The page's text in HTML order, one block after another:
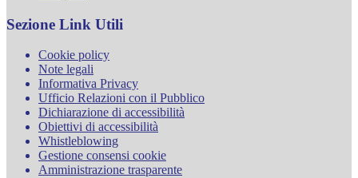
Sezione Link Utili
Cookie policy
Note legali
Informativa Privacy
Ufficio Relazioni con il Pubblico
Dichiarazione di accessibilità
Obiettivi di accessibilità
Whistleblowing
Gestione consensi cookie
Amministrazione trasparente